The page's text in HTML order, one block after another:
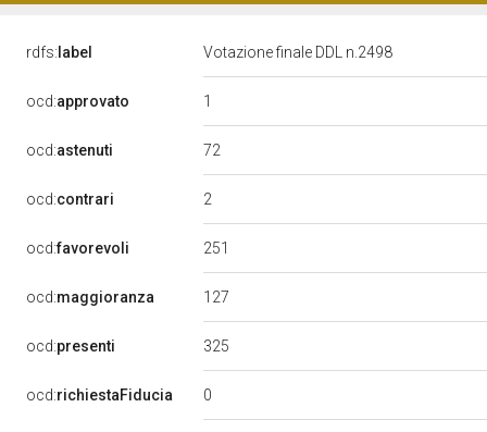
rdfs: label Votazione finale DDL n.2498
ocd:approvato 1
ocd:astenuti 72
ocd:contrari 2
ocd:favorevoli 251
ocd:maggioranza 127
ocd:presenti 325
ocd:richiestaFiducia 0